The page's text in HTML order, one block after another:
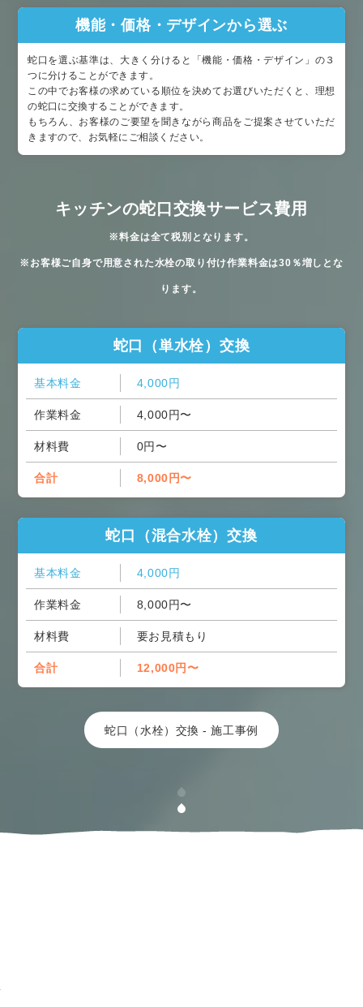
機能・価格・デザインから選ぶ
蛇口を選ぶ基準は、大きく分けると「機能・価格・デザイン」の３
つに分けることができます。
この中でお客様の求めている順位を決めてお選びいただくと、理想
の蛇口に交換することができます。
もちろん、お客様のご要望を聞きながら商品をご提案させていただ
きますので、お気軽にご相談ください。
キッチンの蛇口交換サービス費用
※料金は全て税別となります。
※お客様ご自身で用意された水栓の取り付け作業料金は30％増しとな
ります。
蛇口（単水栓）交換
基本料金 4,000円
作業料金 4,000円〜
材料費 0円〜
合計 8,000円〜
蛇口（混合水栓）交換
基本料金 4,000円
作業料金 8,000円〜
材料費 要お見積もり
合計 12,000円〜
蛇口（水栓）交換 - 施工事例